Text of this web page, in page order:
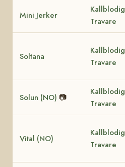
Mini Jerker
Kallblodig
Travare
Soltana
Kallblodig
Travare
Solun (NO) 📷
Kallblodig
Travare
Vital (NO)
Kallblodig
Travare